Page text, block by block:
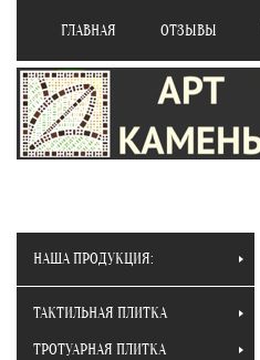
ГЛАВНАЯ ОТЗЫВЫ
НАША ПРОДУКЦИЯ:
ТАКТИЛЬНАЯ ПЛИТКА
ТРОТУАРНАЯ ПЛИТКА